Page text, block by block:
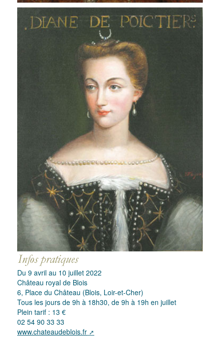
Du 9 avril au 10 juillet 2022
Château royal de Blois
6, Place du Château (Blois, Loir-et-Cher)
Tous les jours de 9h à 18h30, de 9h à 19h en juillet
Plein tarif : 13 €
02 54 90 33 33
www.chateaudeblois.fr